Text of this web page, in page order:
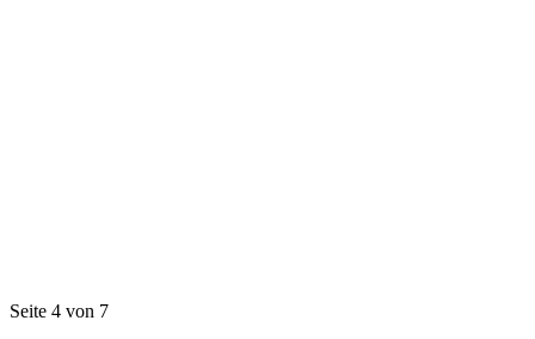
Seite 4 von 7